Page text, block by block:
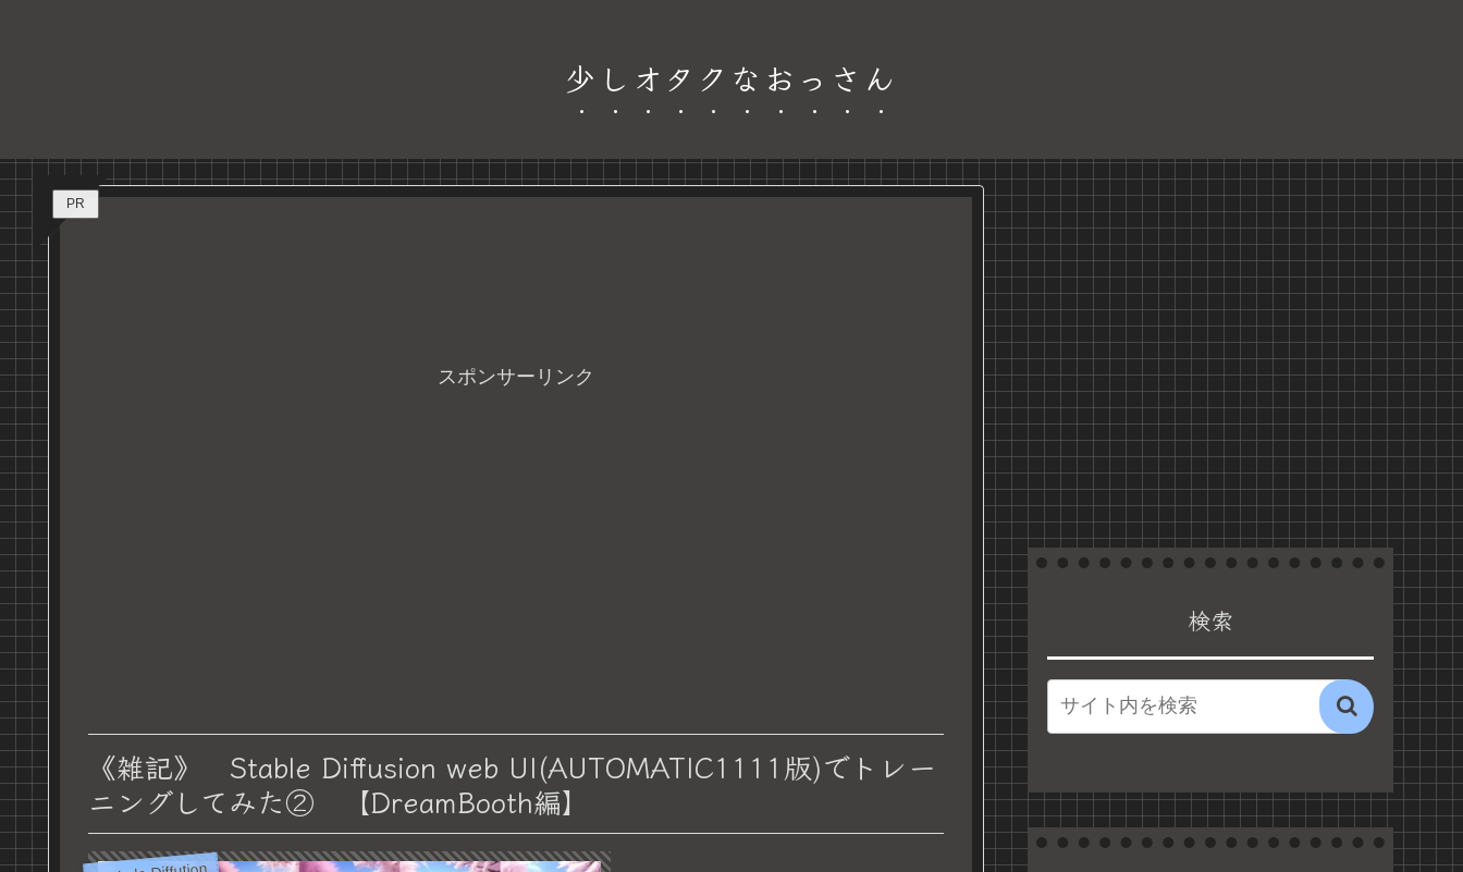
少しオタクなおっさん
PR
スポンサーリンク
《雑記》 Stable Diffusion web UI(AUTOMATIC1111版)でトレー
ニングしてみた② 【DreamBooth編】
検索